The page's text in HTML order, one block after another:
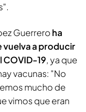
Guerrero ha
a producir
COVID-19, ya que
vacunas: "No
mucho de
vimos que eran